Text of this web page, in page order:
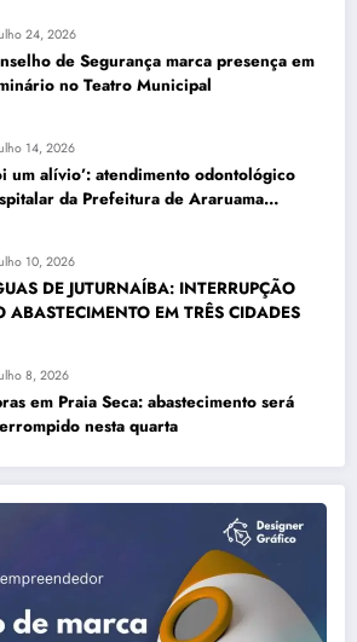
24, 2026
de Segurança marca presença em
no Teatro Municipal
14, 2026
um alívio’: atendimento odontológico
da Prefeitura de Araruama
10, 2026
DE JUTURNAÍBA: INTERRUPÇÃO
ABASTECIMENTO EM TRÊS CIDADES
8, 2026
em Praia Seca: abastecimento será
nesta quarta